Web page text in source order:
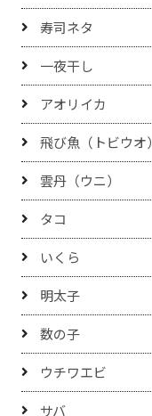
寿司ネタ
一夜干し
アオリイカ
飛び魚（トビウオ）
雲丹（ウニ）
タコ
いくら
明太子
数の子
ウチワエビ
サバ